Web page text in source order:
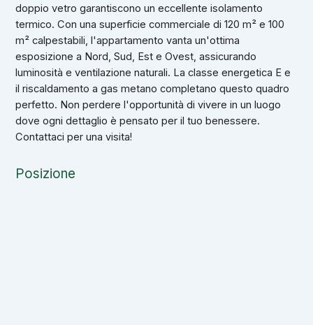
doppio vetro garantiscono un eccellente isolamento
termico. Con una superficie commerciale di 120 m² e 100
m² calpestabili, l'appartamento vanta un'ottima
esposizione a Nord, Sud, Est e Ovest, assicurando
luminosità e ventilazione naturali. La classe energetica E e
il riscaldamento a gas metano completano questo quadro
perfetto. Non perdere l'opportunità di vivere in un luogo
dove ogni dettaglio è pensato per il tuo benessere.
Contattaci per una visita!
Posizione